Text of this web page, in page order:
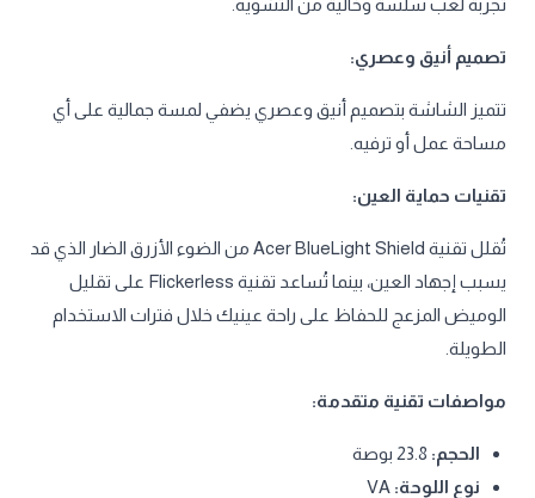
تجربة لعب سلسة وخالية من التشويه.
تصميم أنيق وعصري:
تتميز الشاشة بتصميم أنيق وعصري يضفي لمسة جمالية على أي
مساحة عمل أو ترفيه.
تقنيات حماية العين:
تُقلل تقنية Acer BlueLight Shield من الضوء الأزرق الضار الذي قد
يسبب إجهاد العين، بينما تُساعد تقنية Flickerless على تقليل
الوميض المزعج للحفاظ على راحة عينيك خلال فترات الاستخدام
الطويلة.
مواصفات تقنية متقدمة:
الحجم:
نوع اللوحة: